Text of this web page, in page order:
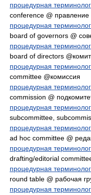
процедурная
conference @ правление
процедурная
board of governors @
процедурная
board of directors
процедурная
committee @комиссия
процедурная
commission @
процедурная
subcommittee,
процедурная
ad hoc committee @
процедурная
drafting/editorial
процедурная
round table @ рабочая
процедурная